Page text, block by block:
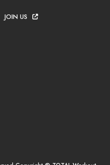
JOIN US